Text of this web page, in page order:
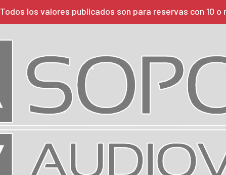
Todos los valores publicados son para reservas con 10